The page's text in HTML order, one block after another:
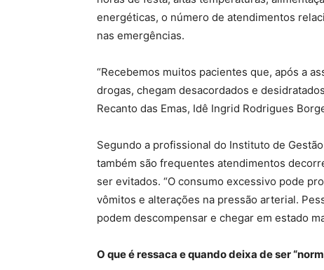
energéticas, o número de atendimentos
nas emergências.
“Recebemos muitos pacientes que, após a
drogas, chegam desacordados e
Recanto das Emas, Idê Ingrid Rodrigues
Segundo a profissional do Instituto de
também são frequentes atendimentos
ser evitados. “O consumo excessivo pode
vômitos e alterações na pressão arterial.
podem descompensar e chegar em estado
O que é ressaca e quando deixa de ser